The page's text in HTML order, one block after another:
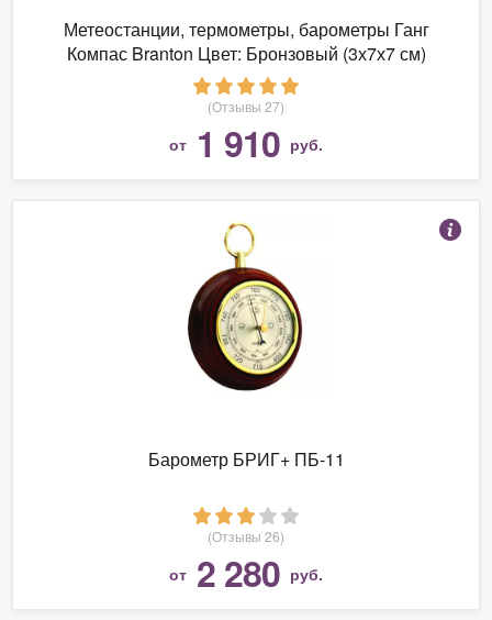
Метеостанции, термометры, барометры Ганг
Компас Branton Цвет: Бронзовый (3х7х7 см)
(Отзывы 27)
от 1 910 руб.
Барометр БРИГ+ ПБ-11
(Отзывы 26)
от 2 280 руб.